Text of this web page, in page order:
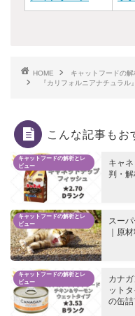
HOME
キャットフードの
『カリフォルニアナチュラ
こんな記事もお
キャットフードの解析とレ
ビュー
キャ
判・
キャットフードの解析とレ
ビュー
スー
｜原
キャットフードの解析とレ
ビュー
カナ
ット
の缶